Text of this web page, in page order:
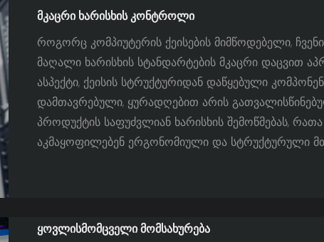
ᲛᲙᲐᲪᲠᲘ ᲮᲐᲠᲘᲡᲮᲘᲡ ᲙᲝᲜᲢᲠᲝᲚᲘ
როგორც კომპიუტერის ქეისების მიმწოდებელი,
მაღალი ხარისხის სტანდარტების მკაცრი დაცვით
ასპექტი, ქეისის სტრუქტურიდან დაწყებული
დამთავრებული, ყურადღებით არის
პროდუქტის საფუძვლიან ხარისხის შემოწმებას,
აკმაყოფილებენ ერგონომიული და სტრუქტურული
ᲧᲝᲕᲚᲘᲡᲛᲝᲛᲪᲕᲔᲚᲘ ᲛᲝᲛᲡᲐᲮᲣᲠᲔᲑᲐ